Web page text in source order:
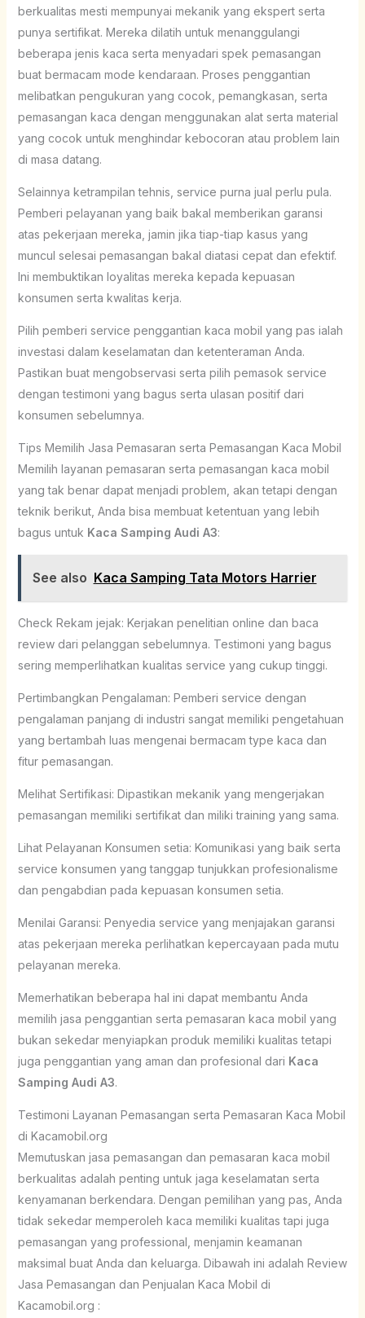
berkualitas mesti mempunyai mekanik yang ekspert serta
punya sertifikat. Mereka dilatih untuk menanggulangi
beberapa jenis kaca serta menyadari spek pemasangan
buat bermacam mode kendaraan. Proses penggantian
melibatkan pengukuran yang cocok, pemangkasan, serta
pemasangan kaca dengan menggunakan alat serta material
yang cocok untuk menghindar kebocoran atau problem lain
di masa datang.
Selainnya ketrampilan tehnis, service purna jual perlu pula.
Pemberi pelayanan yang baik bakal memberikan garansi
atas pekerjaan mereka, jamin jika tiap-tiap kasus yang
muncul selesai pemasangan bakal diatasi cepat dan efektif.
Ini membuktikan loyalitas mereka kepada kepuasan
konsumen serta kwalitas kerja.
Pilih pemberi service penggantian kaca mobil yang pas ialah
investasi dalam keselamatan dan ketenteraman Anda.
Pastikan buat mengobservasi serta pilih pemasok service
dengan testimoni yang bagus serta ulasan positif dari
konsumen sebelumnya.
Tips Memilih Jasa Pemasaran serta Pemasangan Kaca Mobil
Memilih layanan pemasaran serta pemasangan kaca mobil
yang tak benar dapat menjadi problem, akan tetapi dengan
teknik berikut, Anda bisa membuat ketentuan yang lebih
bagus untuk Kaca Samping Audi A3:
See also Kaca Samping Tata Motors Harrier
Check Rekam jejak: Kerjakan penelitian online dan baca
review dari pelanggan sebelumnya. Testimoni yang bagus
sering memperlihatkan kualitas service yang cukup tinggi.
Pertimbangkan Pengalaman: Pemberi service dengan
pengalaman panjang di industri sangat memiliki pengetahuan
yang bertambah luas mengenai bermacam type kaca dan
fitur pemasangan.
Melihat Sertifikasi: Dipastikan mekanik yang mengerjakan
pemasangan memiliki sertifikat dan miliki training yang sama.
Lihat Pelayanan Konsumen setia: Komunikasi yang baik serta
service konsumen yang tanggap tunjukkan profesionalisme
dan pengabdian pada kepuasan konsumen setia.
Menilai Garansi: Penyedia service yang menjajakan garansi
atas pekerjaan mereka perlihatkan kepercayaan pada mutu
pelayanan mereka.
Memerhatikan beberapa hal ini dapat membantu Anda
memilih jasa penggantian serta pemasaran kaca mobil yang
bukan sekedar menyiapkan produk memiliki kualitas tetapi
juga penggantian yang aman dan profesional dari Kaca
Samping Audi A3.
Testimoni Layanan Pemasangan serta Pemasaran Kaca Mobil
di Kacamobil.org
Memutuskan jasa pemasangan dan pemasaran kaca mobil
berkualitas adalah penting untuk jaga keselamatan serta
kenyamanan berkendara. Dengan pemilihan yang pas, Anda
tidak sekedar memperoleh kaca memiliki kualitas tapi juga
pemasangan yang professional, menjamin keamanan
maksimal buat Anda dan keluarga. Dibawah ini adalah Review
Jasa Pemasangan dan Penjualan Kaca Mobil di
Kacamobil.org :